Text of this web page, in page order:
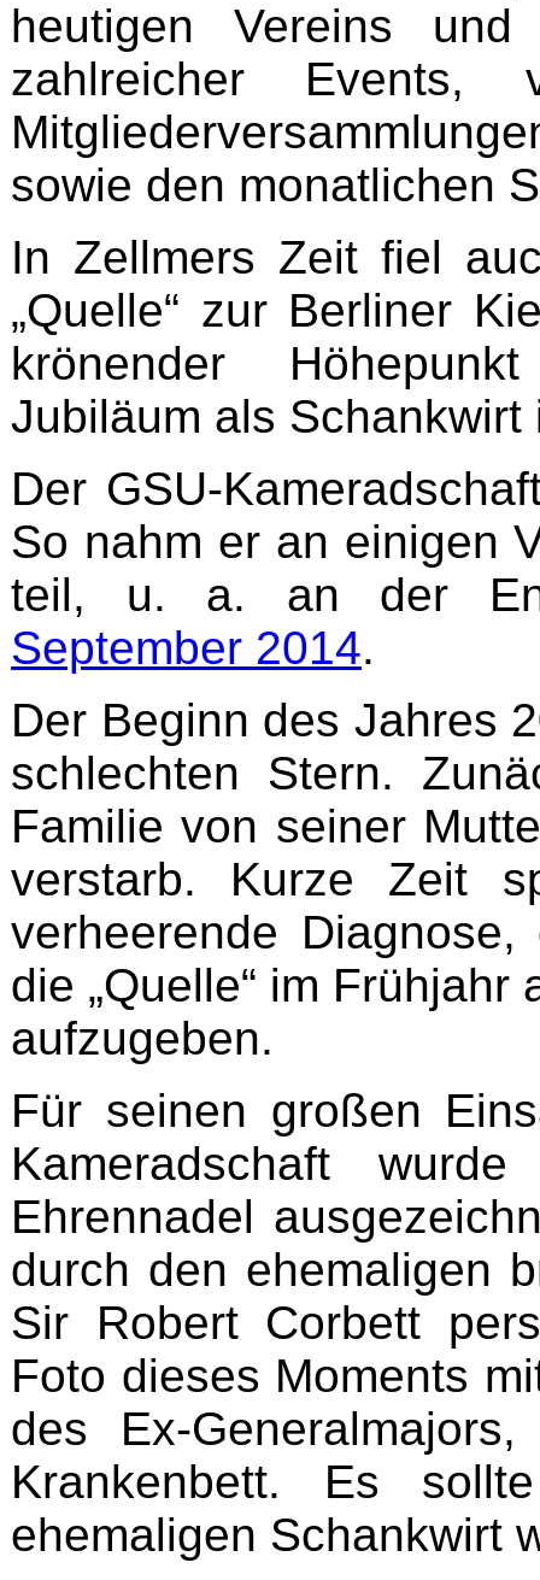
heutigen Vereins
zahlreicher Events,
sowie den monatlichen
In Zellmers Zeit fiel
„Quelle“ zur Berliner
krönender
Jubiläum als Schankwirt
Der GSU-
So nahm er an einigen
teil, u. a. an der
September 2014.
Der Beginn des Jahres
schlechten Stern.
Familie von seiner
verstarb. Kurze Zeit
verheerende
die „Quelle“ im
aufzugeben.
Für seinen großen
Kameradschaft
Ehrennadel
durch den ehemaligen
Sir Robert Corbett
Foto dieses Moments
des Ex-
Krankenbett. Es
ehemaligen Schankwirt